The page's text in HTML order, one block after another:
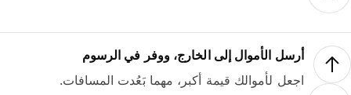
أرسل الأموال إلى الخارج، ووفر في الرسوم
اجعل لأموالك قيمة أكبر، مهما بَعُدت المسافات.